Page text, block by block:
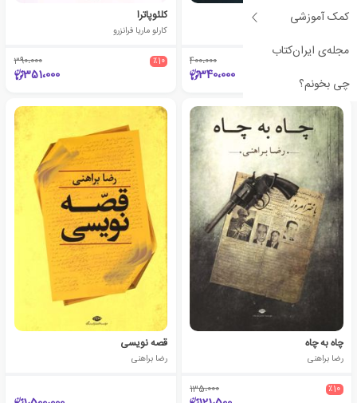
کمک آموزشی
مجله‌ی ایران‌کتاب
چی بخونم؟
روی جاده ی نمناک
400،000
340،000
کلئوپاترا
کارلو ماریا فرانزرو
٪10 390،000
351،000
چاه به چاه
رضا براهنی
٪10 135،000
قصه نویسی
رضا براهنی